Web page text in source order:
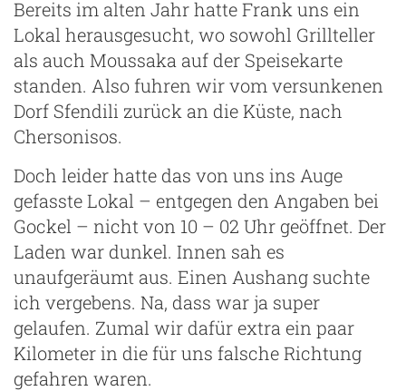
Bereits im alten Jahr hatte Frank uns ein
Lokal herausgesucht, wo sowohl Grillteller
als auch Moussaka auf der Speisekarte
standen. Also fuhren wir vom versunkenen
Dorf Sfendili zurück an die Küste, nach
Chersonisos.
Doch leider hatte das von uns ins Auge
gefasste Lokal – entgegen den Angaben bei
Gockel – nicht von 10 – 02 Uhr geöffnet. Der
Laden war dunkel. Innen sah es
unaufgeräumt aus. Einen Aushang suchte
ich vergebens. Na, dass war ja super
gelaufen. Zumal wir dafür extra ein paar
Kilometer in die für uns falsche Richtung
gefahren waren.